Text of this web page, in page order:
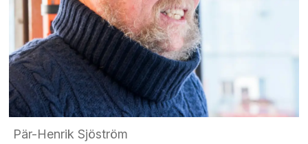
Pär-Henrik Sjöström